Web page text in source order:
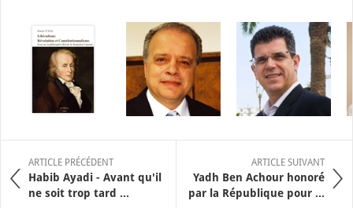
ARTICLE PRÉCÉDENT
Habib Ayadi - Avant qu'il
ne soit trop tard ...
ARTICLE SUIVANT
Yadh Ben Achour honoré
par la République pour ...